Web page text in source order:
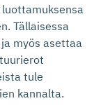
Tällaisessa
myös asettaa
tule
kannalta.